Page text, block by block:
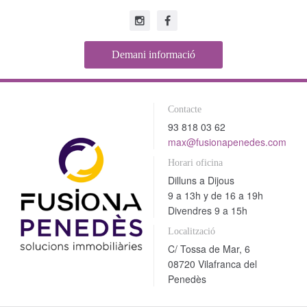
Demani informació
Contacte
93 818 03 62
max@fusionapenedes.com
Horari oficina
Dilluns a Dijous
9 a 13h y de 16 a 19h
Divendres 9 a 15h
Localització
C/ Tossa de Mar, 6
08720 Vilafranca del
Penedès